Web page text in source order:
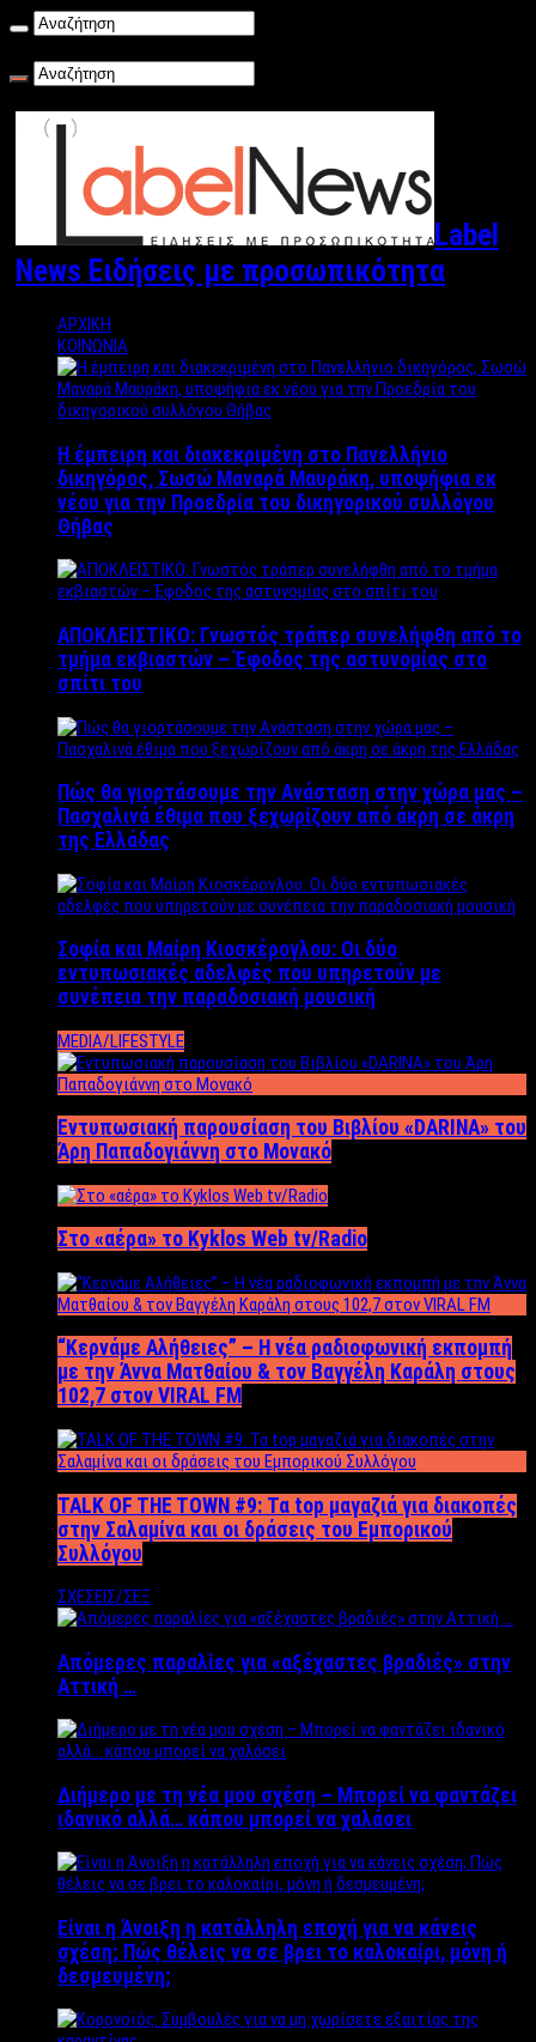
Label
News Ειδήσεις με προσωπικότητα
ΑΡΧΙΚΗ
ΚΟΙΝΩΝΙΑ
Η έμπειρη και διακεκριμένη στο Πανελλήνιο
δικηγόρος, Σωσώ Μαναρά Μαυράκη, υποψήφια εκ
νέου για την Προεδρία του δικηγορικού συλλόγου
Θήβας
ΑΠΟΚΛΕΙΣΤΙΚΟ: Γνωστός τράπερ συνελήφθη από το
τμήμα εκβιαστών – Έφοδος της αστυνομίας στο
σπίτι του
Πώς θα γιορτάσουμε την Ανάσταση στην χώρα μας –
Πασχαλινά έθιμα που ξεχωρίζουν από άκρη σε άκρη
της Ελλάδας
Σοφία και Μαίρη Κιοσκέρογλου: Οι δύο
εντυπωσιακές αδελφές που υπηρετούν με
συνέπεια την παραδοσιακή μουσική
MEDIA/LIFESTYLE
Εντυπωσιακή παρουσίαση του Βιβλίου «DARINA» του
Άρη Παπαδογιάννη στο Μονακό
Στο «αέρα» το Kyklos Web tv/Radio
“Kερνάμε Αλήθειες” – Η νέα ραδιοφωνική εκπομπή
με την Άννα Ματθαίου & τον Βαγγέλη Καράλη στους
102,7 στον VIRAL FM
TALK OF THE TOWN #9: Τα top μαγαζιά για διακοπές
στην Σαλαμίνα και οι δράσεις του Εμπορικού
Συλλόγου
ΣΧΕΣΕΙΣ/ΣΕΞ
Απόμερες παραλίες για «αξέχαστες βραδιές» στην
Αττική …
Διήμερο με τη νέα μου σχέση – Μπορεί να φαντάζει
ιδανικό αλλά… κάπου μπορεί να χαλάσει
Είναι η Άνοιξη η κατάλληλη εποχή για να κάνεις
σχέση; Πώς θέλεις να σε βρει το καλοκαίρι, μόνη ή
δεσμευμένη;